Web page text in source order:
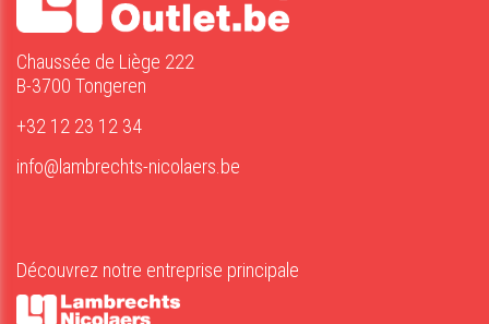
Chaussée de Liège 222
B-3700 Tongeren
+32 12 23 12 34
info@lambrechts-nicolaers.be
Découvrez notre entreprise principale